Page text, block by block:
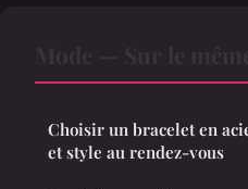
Choisir un bracelet en
et style au rendez-vous